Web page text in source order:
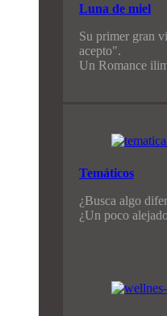
Luna de miel
Su primer gran
acepto".
Un Romance
Temáticos
¿Busca algo
¿Un poco